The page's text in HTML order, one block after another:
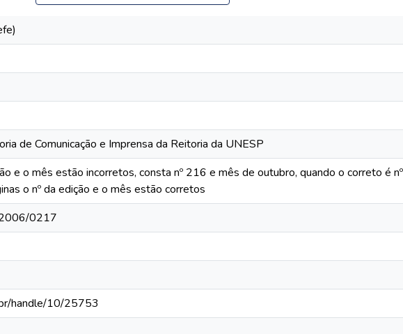
de Comunicação e Imprensa da Reitoria da UNESP
e o mês estão incorretos, consta nº 216 e mês de outubro, quando o correto é
o nº da edição e o mês estão corretos
0217
handle/10/25753